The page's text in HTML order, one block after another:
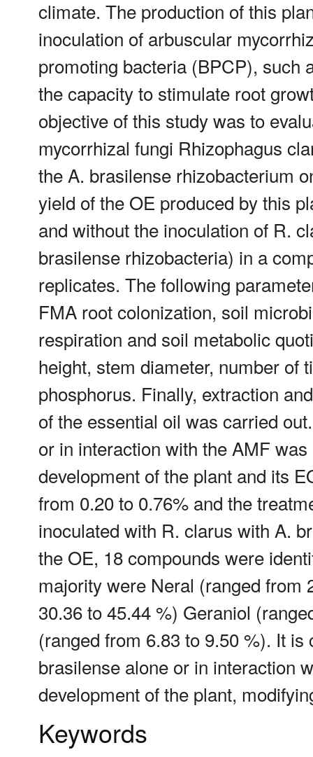
climate. The production of this
inoculation of arbuscular
promoting bacteria (BPCP), such
the capacity to stimulate root
objective of this study was to
mycorrhizal fungi Rhizophagus
the A. brasilense rhizobacterium
yield of the OE produced by this
and without the inoculation of R.
brasilense rhizobacteria) in a
replicates. The following
FMA root colonization, soil
respiration and soil metabolic
height, stem diameter, number of
phosphorus. Finally, extraction
of the essential oil was carried
or in interaction with the AMF
development of the plant and its
from 0.20 to 0.76% and the
inoculated with R. clarus with A.
the OE, 18 compounds were
majority were Neral (ranged from
30.36 to 45.44 %) Geraniol
(ranged from 6.83 to 9.50 %). It
brasilense alone or in interaction
development of the plant,
Keywords